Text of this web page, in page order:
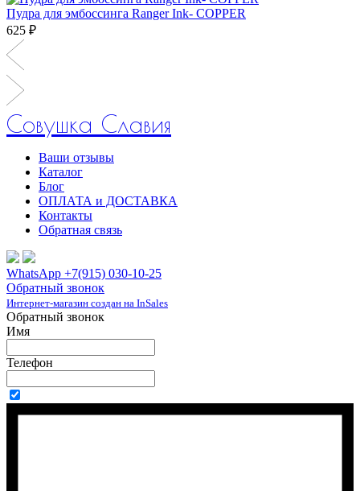
Пудра для эмбоссинга Ranger Ink- COPPER
625 ₽
Совушка Славия
Ваши отзывы
Каталог
Блог
ОПЛАТА и ДОСТАВКА
Контакты
Обратная связь
WhatsApp +7(915) 030-10-25
Обратный звонок
Интернет-магазин создан на InSales
Обратный звонок
Имя
Телефон